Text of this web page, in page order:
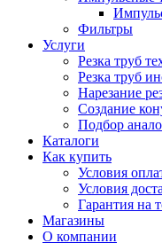
Фильтры
Услуги
Резка труб
Резка труб
Нарезание
Создание
Подбор
Каталоги
Как купить
Условия
Условия
Гарантия на
Магазины
О компании